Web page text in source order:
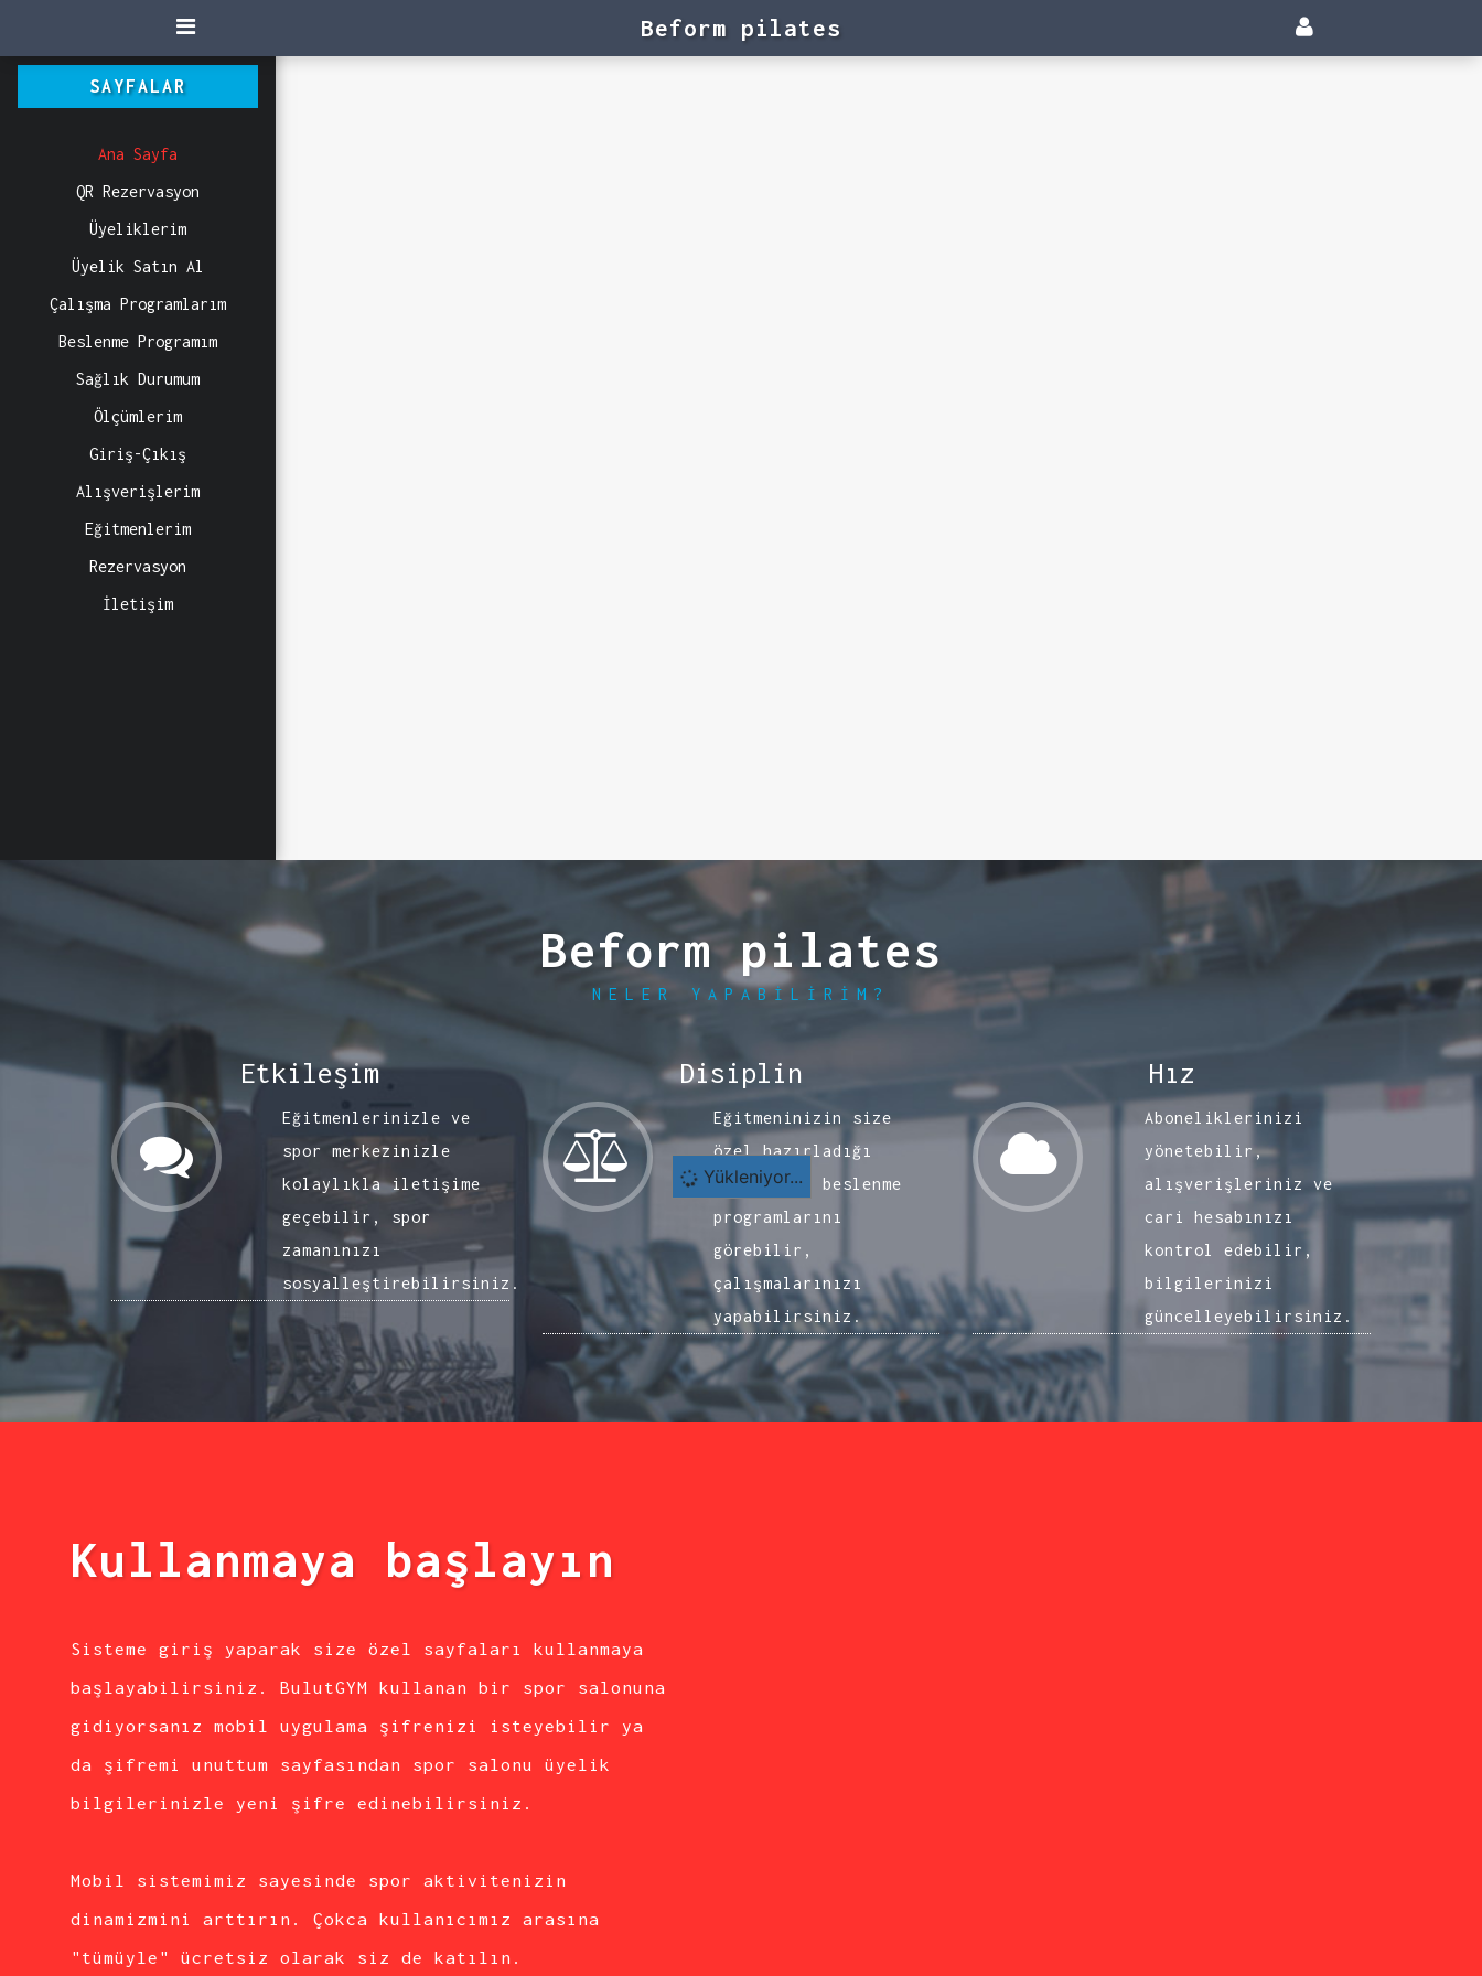
Yükleniyor...
SAYFALAR
Ana Sayfa
QR Rezervasyon
Üyeliklerim
Üyelik Satın Al
Çalışma Programlarım
Beslenme Programım
Sağlık Durumum
Ölçümlerim
Giriş-Çıkış
Alışverişlerim
Eğitmenlerim
Rezervasyon
İletişim
Beform pilates
Beform pilates
NELER YAPABILIRIM?
Etkileşim
Eğitmenlerinizle ve
spor merkezinizle
kolaylıkla iletişime
geçebilir, spor
zamanınızı
sosyalleştirebilirsiniz.
Disiplin
Eğitmeninizin size
özel hazırladığı
çalışma ve beslenme
programlarını
görebilir,
çalışmalarınızı
yapabilirsiniz.
Hız
Aboneliklerinizi
yönetebilir,
alışverişleriniz ve
cari hesabınızı
kontrol edebilir,
bilgilerinizi
güncelleyebilirsiniz.
Kullanmaya başlayın
Sisteme giriş yaparak size özel sayfaları kullanmaya
başlayabilirsiniz. BulutGYM kullanan bir spor salonuna
gidiyorsanız mobil uygulama şifrenizi isteyebilir ya
da şifremi unuttum sayfasından spor salonu üyelik
bilgilerinizle yeni şifre edinebilirsiniz.
Mobil sistemimiz sayesinde spor aktivitenizin
dinamizmini arttırın. Çokca kullanıcımız arasına
"tümüyle" ücretsiz olarak siz de katılın.